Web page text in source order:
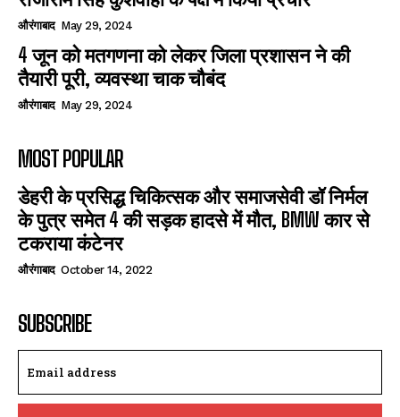
औरंगाबाद May 29, 2024
4 जून को मतगणना को लेकर जिला प्रशासन ने की
तैयारी पूरी, व्यवस्था चाक चौबंद
औरंगाबाद May 29, 2024
MOST POPULAR
डेहरी के प्रसिद्ध चिकित्सक और समाजसेवी डॉ निर्मल
के पुत्र समेत 4 की सड़क हादसे में मौत, BMW कार से
टकराया कंटेनर
औरंगाबाद October 14, 2022
SUBSCRIBE